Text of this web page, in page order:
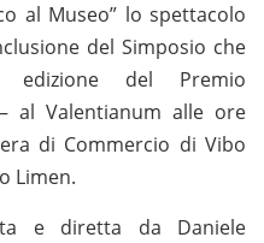
al Museo” lo spettacolo
del Simposio che
del Premio
al Valentianum alle ore
di Commercio di Vibo
Limen.
e diretta da Daniele